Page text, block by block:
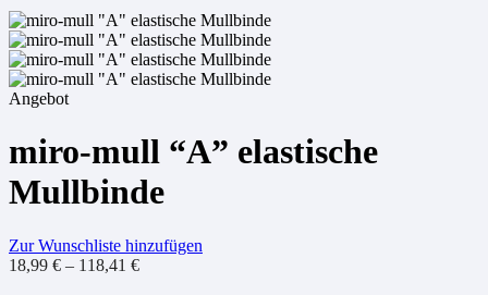
Angebot
miro-mull “A” elastische
Mullbinde
Zur Wunschliste hinzufügen
18,99 € – 118,41 €